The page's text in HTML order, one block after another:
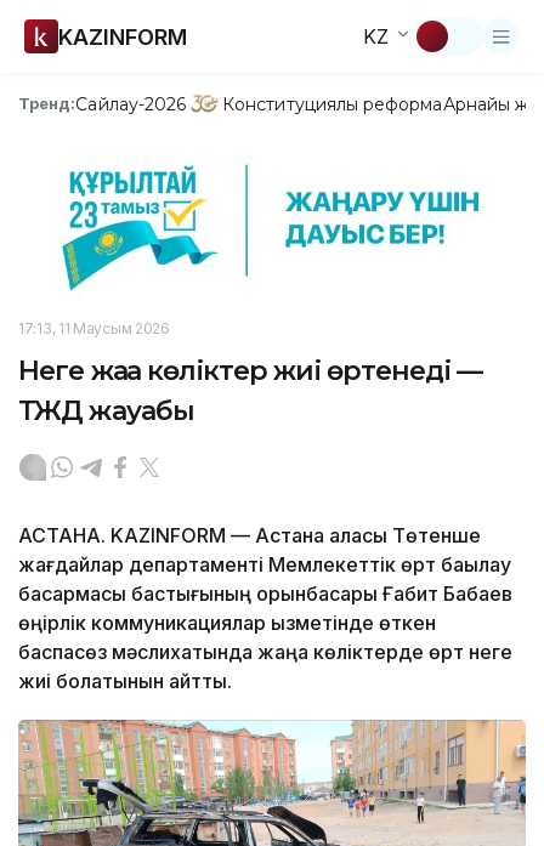
KAZINFORM KZ
Тренд:Сайлау-2026 Конституциялық реформаАрнайы
17:13, 11 Маусым 2026
Неге жаңа көліктер жиі өртенеді —
ТЖД жауабы
АСТАНА. KAZINFORM — Астана қаласы Төтенше
жағдайлар департаменті Мемлекеттік өрт бақылау
басқармасы бастығының орынбасары Ғабит Бабаев
өңірлік коммуникациялар қызметінде өткен
баспасөз мәслихатында жаңа көліктерде өрт неге
жиі болатынын айтты.